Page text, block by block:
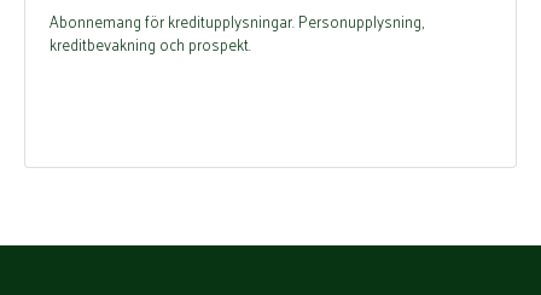
Abonnemang för kreditupplysningar. Personupplysning,
kreditbevakning och prospekt.